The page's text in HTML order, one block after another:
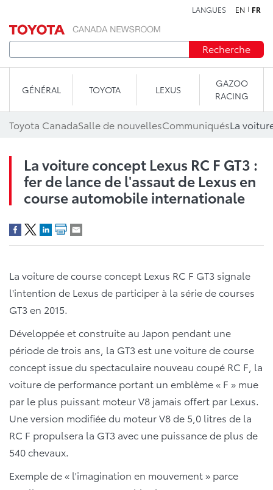
LANGUES EN FR
Recherche
GÉNÉRAL TOYOTA LEXUS
GAZOO
RACING
Toyota CanadaSalle de nouvellesCommuniqués
La voiture concept Lexus RC F GT3 :
fer de lance de l'assaut de Lexus en
course automobile internationale
La voiture de course concept Lexus RC F GT3 signale
l'intention de Lexus de participer à la série de courses
GT3 en 2015.
Développée et construite au Japon pendant une
période de trois ans, la GT3 est une voiture de course
concept issue du spectaculaire nouveau coupé RC F, la
voiture de performance portant un emblème « F » mue
par le plus puissant moteur V8 jamais offert par Lexus.
Une version modifiée du moteur V8 de 5,0 litres de la
RC F propulsera la GT3 avec une puissance de plus de
540 chevaux.
Exemple de « l'imagination en mouvement » parce